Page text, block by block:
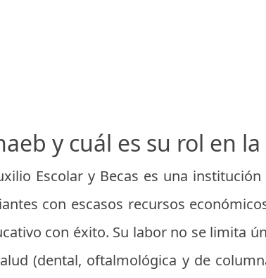
y cuál es su rol en
Escolar y Becas es una
con escasos recursos
con éxito. Su labor no se limita
(dental, oftalmológica y de